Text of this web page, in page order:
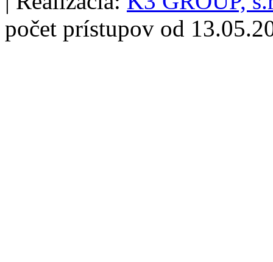
počet prístupov od